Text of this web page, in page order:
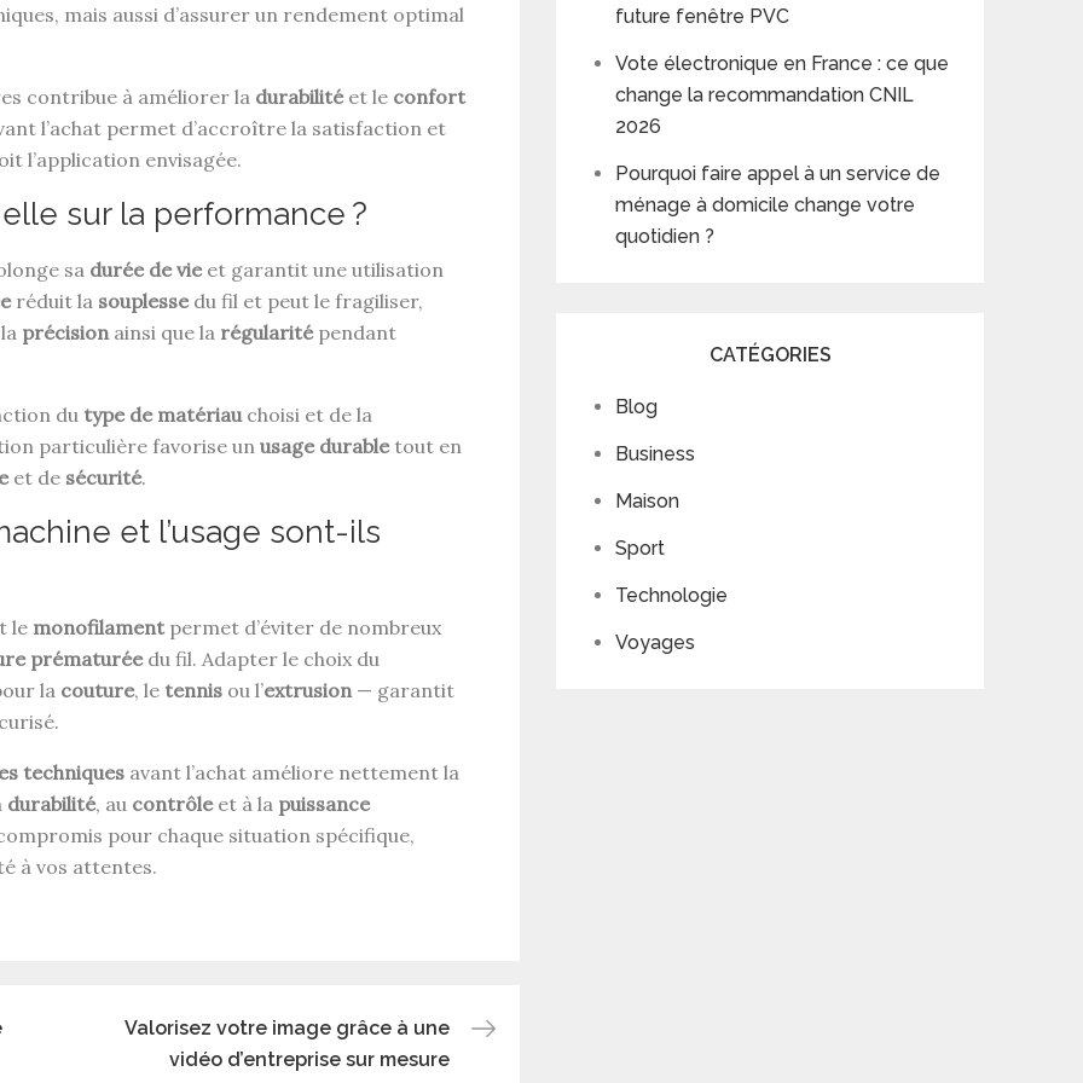
mais aussi d’assurer un rendement optimal
contribue à améliorer la durabilitéet le confort
l’achat permet d’accroître la satisfaction et
l’application envisagée.
sur la performance ?
sa durée de vieet garantit une utilisation
réduit la souplessedu fil et peut le fragiliser,
précision ainsi que la régularitépendant
du type de matériau choisi et de la
particulière favorise un usage durabletout en
et de sécurité.
et l’usage sont-ils
le monofilamentpermet d’éviter de nombreux
prématuréedu fil. Adapter le choix du
la couture, le tennis ou l’extrusion — garantit
techniques avant l’achat améliore nettement la
durabilité, au contrôleet à la puissance
pour chaque situation spécifique,
à vos attentes.
Valorisez votre image grâce à une
vidéo d’entreprise sur mesure
future fenêtre PVC
Vote électronique en France : ce que
change la recommandation CNIL
2026
Pourquoi faire appel à un service de
ménage à domicile change votre
quotidien ?
CATÉGORIES
Blog
Business
Maison
Sport
Technologie
Voyages